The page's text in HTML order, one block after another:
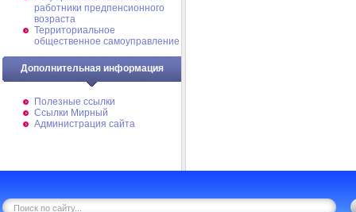
работники предпенсионного
возраста
Территориальное
общественное самоуправление
Дополнительная информация
Полезные ссылки
Ссылки Мирный
Администрация сайта